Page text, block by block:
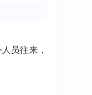
员往来，